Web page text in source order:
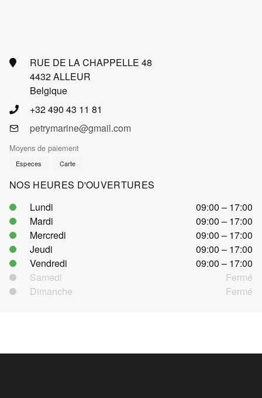
RUE DE LA CHAPPELLE 48
4432 ALLEUR
Belgique
+32 490 43 11 81
petrymarine@gmail.com
Moyens de paiement
Especes Carte
NOS HEURES D'OUVERTURES
Lundi
09:00 – 17:00
Mardi
09:00 – 17:00
Mercredi
09:00 – 17:00
Jeudi
09:00 – 17:00
Vendredi
09:00 – 17:00
Samedi
Fermé
Dimanche
Fermé